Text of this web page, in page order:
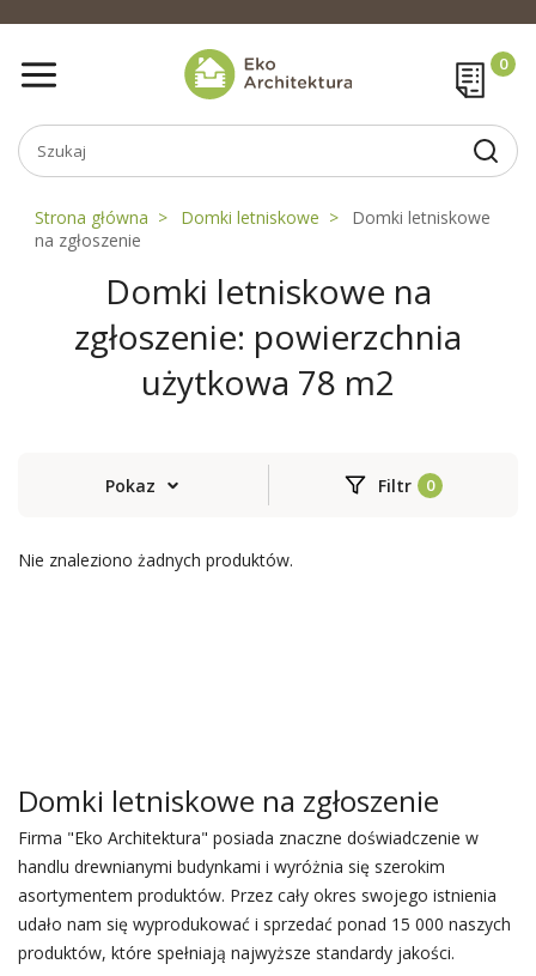
Strona główna Domki letniskowe
Domki letniskowe
na zgłoszenie
Domki letniskowe na
zgłoszenie: powierzchnia
użytkowa 78 m2
Pokaz Filtr
Nie znaleziono żadnych produktów.
Domki letniskowe na zgłoszenie
Firma "Eko Architektura" posiada znaczne doświadczenie w
handlu drewnianymi budynkami i wyróżnia się szerokim
asortymentem produktów. Przez cały okres swojego istnienia
udało nam się wyprodukować i sprzedać ponad 15 000 naszych
produktów, które spełniają najwyższe standardy jakości.